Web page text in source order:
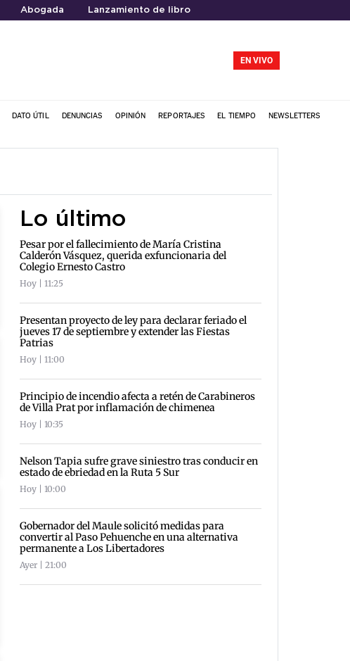
Abogada Lanzamiento de libro
EN VIVO
DATO ÚTIL DENUNCIAS OPINIÓN REPORTAJES EL TIEMPO NEWSLETTERS
Lo último
Pesar por el fallecimiento de María Cristina
Calderón Vásquez, querida exfuncionaria del
Colegio Ernesto Castro
Hoy | 11:25
Presentan proyecto de ley para declarar feriado el
jueves 17 de septiembre y extender las Fiestas
Patrias
Hoy | 11:00
Principio de incendio afecta a retén de Carabineros
de Villa Prat por inflamación de chimenea
Hoy | 10:35
Nelson Tapia sufre grave siniestro tras conducir en
estado de ebriedad en la Ruta 5 Sur
Hoy | 10:00
Gobernador del Maule solicitó medidas para
convertir al Paso Pehuenche en una alternativa
permanente a Los Libertadores
Ayer | 21:00